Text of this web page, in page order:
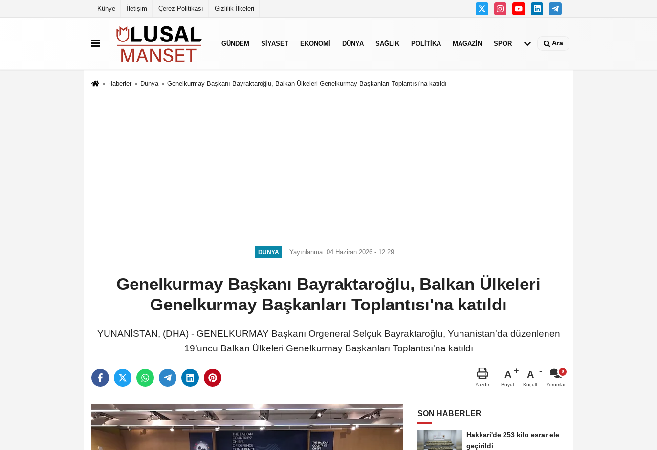
Künye İletişim Çerez Politikası Gizlilik İlkeleri
GÜNDEM SIYASET EKONOMI DÜNYA SAĞLIK POLITIKA MAGAZIN SPOR Ara
Haberler Dünya Genelkurmay Başkanı Bayraktaroğlu, Balkan Ülkeleri Genelkurmay Başkanları Toplantısı'na katıldı
DÜNYA Yayınlanma: 04 Haziran 2026 - 12:29
Genelkurmay Başkanı Bayraktaroğlu, Balkan Ülkeleri
Genelkurmay Başkanları Toplantısı'na katıldı
YUNANİSTAN, (DHA) - GENELKURMAY Başkanı Orgeneral Selçuk Bayraktaroğlu, Yunanistan'da düzenlenen
19'uncu Balkan Ülkeleri Genelkurmay Başkanları Toplantısı'na katıldı
Yazdır
A
Büyüt
A
Küçült Yorumlar
SON HABERLER
Hakkari'de 253 kilo esrar ele
geçirildi